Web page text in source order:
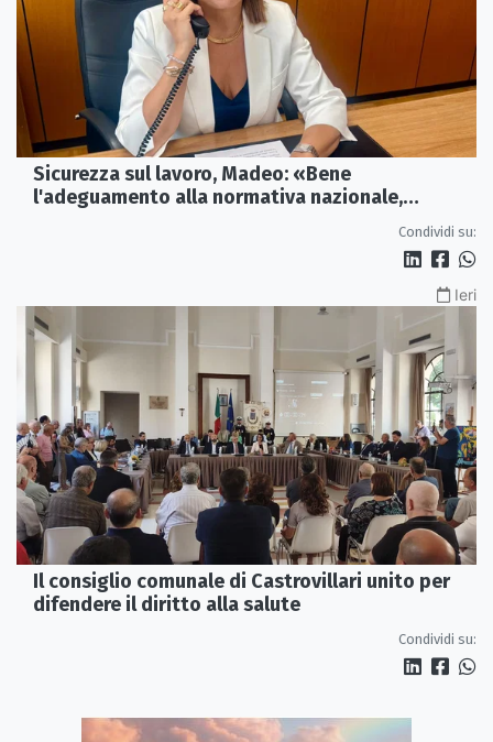
Sicurezza sul lavoro, Madeo: «Bene
l'adeguamento alla normativa nazionale,
Condividi su:
Ieri
Il consiglio comunale di Castrovillari unito per
difendere il diritto alla salute
Condividi su: